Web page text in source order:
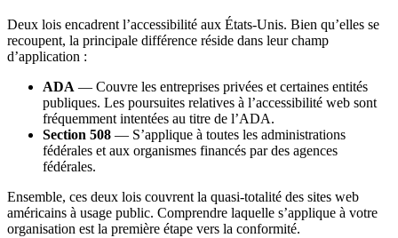
Deux lois encadrent l’accessibilité aux États-Unis. Bien qu’elles se
recoupent, la principale différence réside dans leur champ
d’application :
ADA — Couvre les entreprises privées et certaines entités
publiques. Les poursuites relatives à l’accessibilité web sont
fréquemment intentées au titre de l’ADA.
Section 508 — S’applique à toutes les administrations
fédérales et aux organismes financés par des agences
fédérales.
Ensemble, ces deux lois couvrent la quasi-totalité des sites web
américains à usage public. Comprendre laquelle s’applique à votre
organisation est la première étape vers la conformité.